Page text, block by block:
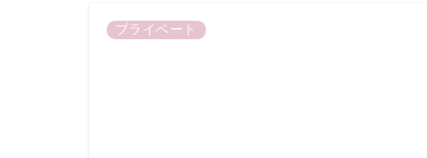
プライベート